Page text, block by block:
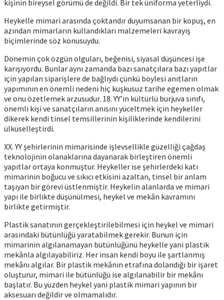
kişinin bireysel görümü de değildi. Bir tek üniforma yeterliydi.
Heykelle mimari arasında çoktandır duyumsanan bir kopuş, en
azından mimarların kullandıkları malzemeleri kavrayış
biçimlerinde söz konusuydu.
Dönemin çok özgün olguları, beğenisi, siyasal düşüncesi işe
karışıyordu. Bunlar aynı zamanda bazı sanatçılara bazı yapıtlar
için yapılan siparişlere de bağlıydı çünkü böylesi anıtların
yapımının en önemli nedeni hiç kuşkusuz tarihe egemen olmak
ve onu özetlemek arzusudur. 18. YY’ın kültürlü burjuva sınıfı,
önemli kişi ve sanatçıların anısını yüceltmek için heykeller
dikerek kendi tinsel temsillerinin kişiliklerinde kendilerini
ülküselleştirdi.
XX. YY şehirlerinin mimarisinde işlevsellikle güzelliği çağdaş
teknolojinin olanaklarına dayanarak birleştiren önemli
yapıtlar ortaya konmuştur. Heykeller ise şehirlerdeki katı
mimarinin boğucu ve sıkıcı etkisini azaltan, tinsel bir anlam
taşıyan bir görevi üstlenmiştir. Heykelin alanlarda ve mimari
yapı ile birlikte düşünülmesi, heykel ve mekân kavramını
birlikte getirmiştir.
Plastik sanatının gerçekleştirilebilmesi için heykel ve mimari
arasındaki bütünlüğü yaratabilmek gerekir. Bunun için
mimarinin algılanamayan bütünlüğünü heykelle yani plastik
mekânla algılayabiliriz. Her insan kendi boyu ile şartlanmış
mekânı algılar. Bir plastik mekânın etrafına dolandığı bir işaret
oluşturur, mimari ile bütünlüğü ise algılanabilir bir mekânı
başlatır. Bu yüzden heykel yani plastik mimari yapının bir
aksesuarı değildir ve olmamalıdır.